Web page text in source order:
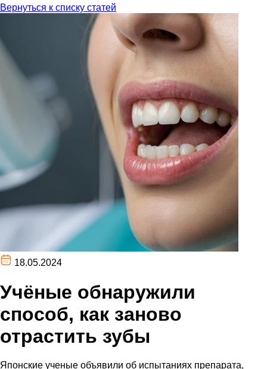
Вернуться к списку статей
18.05.2024
Учёные обнаружили
способ, как заново
отрастить зубы
Японские ученые объявили об испытаниях препарата,